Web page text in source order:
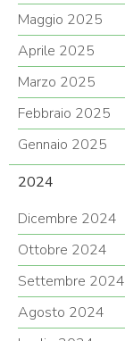
Maggio 2025
Aprile 2025
Marzo 2025
Febbraio 2025
Gennaio 2025
2024
Dicembre 2024
Ottobre 2024
Settembre 2024
Agosto 2024